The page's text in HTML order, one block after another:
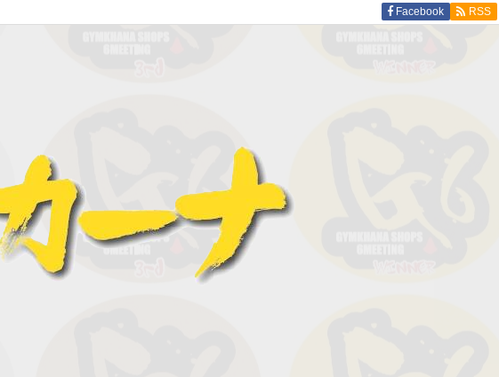
Facebook RSS